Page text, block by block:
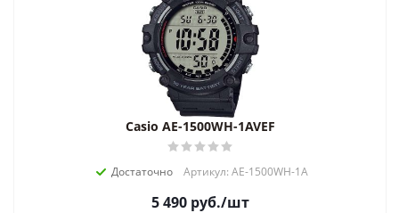
Casio AE-1500WH-1AVEF
Достаточно Артикул: AE-1500WH-1A
5 490 руб./шт